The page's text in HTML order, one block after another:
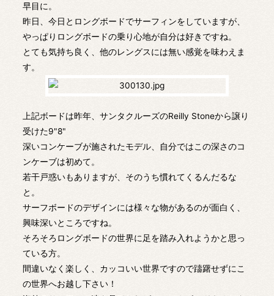
早目に。
昨日、今日とロングボードでサーフィンをしていますが、
やっぱりロングボードの乗り心地が自分は好きですね。
とても気持ち良く、他のレングスには無い感覚を味わえま
す。
上記ボードは昨年、サンタクルーズのReilly Stoneから譲り
受けた9"8"
深いコンケーブが施されたモデル、自分ではこの深さのコ
ンケーブは初めて。
若干戸惑いもありますが、そのうち慣れてくるんだるな
と。
サーフボードのデザインには様々な物があるのが面白く、
興味深いところですね。
そろそろロングボードの世界に足を踏み入れようかと思っ
ている方。
間違いなく楽しく、カッコいい世界ですので躊躇せずにこ
の世界へお越し下さい！